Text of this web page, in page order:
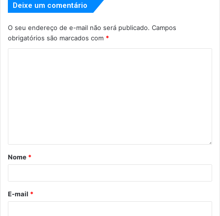
Deixe um comentário
O seu endereço de e-mail não será publicado. Campos
obrigatórios são marcados com *
Nome *
E-mail *